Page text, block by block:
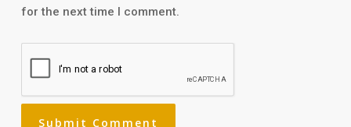
for the next time I comment.